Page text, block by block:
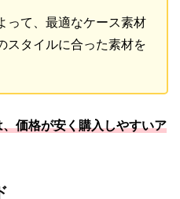
って、最適なケース素材
スタイルに合った素材を
価格が安く購入しやすいア